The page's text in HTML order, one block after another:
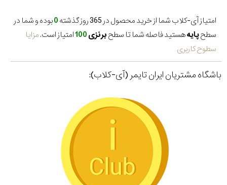
امتیاز آی-کلاب شما از خرید محصول در 365 روز گذشته 0بوده و شما در
سطحپایههستید فاصله شما تا سطحبرنزی100امتیاز است.مزایا
سطوح کاربری
باشگاه مشتریان ایران تایمر (آی-کلاب):